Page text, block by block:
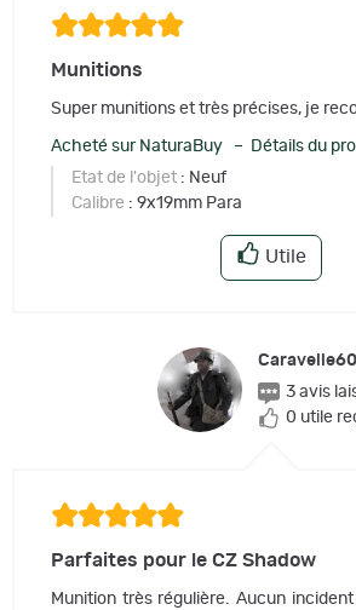
Munitions
Super munitions et très précises, je
Acheté sur NaturaBuy – Détails du
Etat de l'objet : Neuf
Calibre : 9x19mm Para
Utile
3 avis
0 utile
Parfaites pour le CZ Shadow
Munition très régulière. Aucun